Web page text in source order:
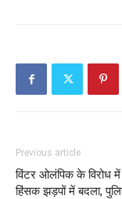
Previous article
विंटर ओलंपिक के विरोध में
हिंसक झड़पों में बदला,